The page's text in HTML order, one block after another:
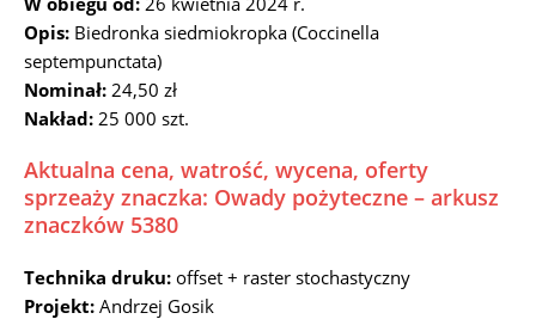
Opis: Biedronka siedmiokropka (Coccinella
septempunctata)
Nominał: 24,50 zł
Nakład: 25 000 szt.
Aktualna cena, watrość, wycena, oferty
sprzeaży znaczka: Owady pożyteczne – arkusz
znaczków 5380
Technika druku: offset + raster stochastyczny
Projekt: Andrzej Gosik